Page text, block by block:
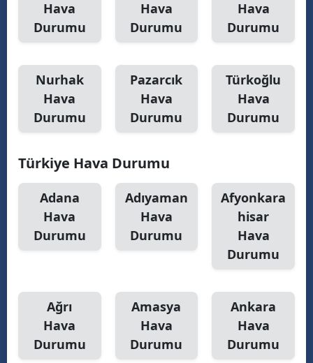
Hava
Durumu
Hava
Durumu
Hava
Durumu
Nurhak
Hava
Durumu
Pazarcık
Hava
Durumu
Türkoğlu
Hava
Durumu
Türkiye Hava Durumu
Adana
Hava
Durumu
Adıyaman
Hava
Durumu
Afyonkara
hisar
Hava
Durumu
Ağrı
Hava
Durumu
Amasya
Hava
Durumu
Ankara
Hava
Durumu